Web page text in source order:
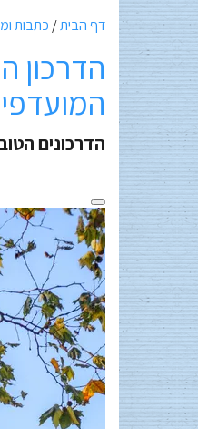
דף הבית/ כתבות
הדרכונים